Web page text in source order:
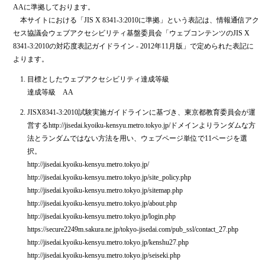
AAに準拠しております。
本サイトにおける「JIS X 8341-3:2010に準拠」という表記は、情報通信アク
セス協議会ウェブアクセシビリティ基盤委員会「ウェブコンテンツのJIS X
8341-3:2010の対応度表記ガイドライン - 2012年11月版」で定められた表記に
よります。
目標としたウェブアクセシビリティ達成等級
達成等級 AA
JISX8341-3:2010試験実施ガイドラインに基づき、東京都教育委員会が運
営するhttp://jisedai.kyoiku-kensyu.metro.tokyo.jp/ドメインよりランダムな方
法とランダムではない方法を用い、ウェブページ単位で11ページを選
択。
http://jisedai.kyoiku-kensyu.metro.tokyo.jp/
http://jisedai.kyoiku-kensyu.metro.tokyo.jp/site_policy.php
http://jisedai.kyoiku-kensyu.metro.tokyo.jp/sitemap.php
http://jisedai.kyoiku-kensyu.metro.tokyo.jp/about.php
http://jisedai.kyoiku-kensyu.metro.tokyo.jp/login.php
https://secure2249m.sakura.ne.jp/tokyo-jisedai.com/pub_ssl/contact_27.php
http://jisedai.kyoiku-kensyu.metro.tokyo.jp/kenshu27.php
http://jisedai.kyoiku-kensyu.metro.tokyo.jp/seiseki.php